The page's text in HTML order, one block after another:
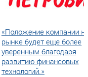
«Положение компании
рынке будет еще более
уверенным благодаря
развитию финансовых
технологий.»